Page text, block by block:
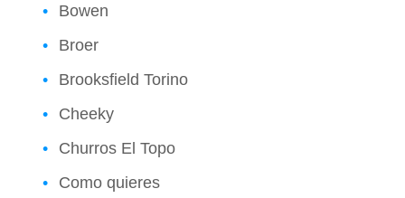
Bowen
Broer
Brooksfield Torino
Cheeky
Churros El Topo
Como quieres